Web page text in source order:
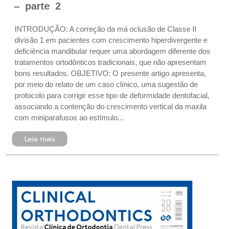
– parte 2
INTRODUÇÃO: A correção da má oclusão de Classe II
divisão 1 em pacientes com crescimento hiperdivergente e
deficiência mandibular requer uma abordagem diferente dos
tratamentos ortodônticos tradicionais, que não apresentam
bons resultados. OBJETIVO: O presente artigo apresenta,
por meio do relato de um caso clínico, uma sugestão de
protocolo para corrigir esse tipo de deformidade dentofacial,
associando a contenção do crescimento vertical da maxila
com miniparafusos ao estímulo...
Leia mais